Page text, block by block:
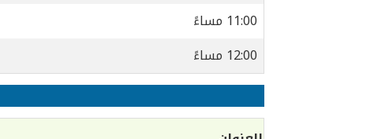
11:00 مساءً
12:00 مساءً